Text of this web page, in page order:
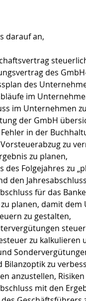
darauf an,
des
des
im
im Unternehmen
der GmbH
in der
zu
zu planen,
des Folgejahres zu
den
für das
planen, damit
zu gestalten,
zu kalkulieren
Bilanzoptik zu
anzustellen,
mit den